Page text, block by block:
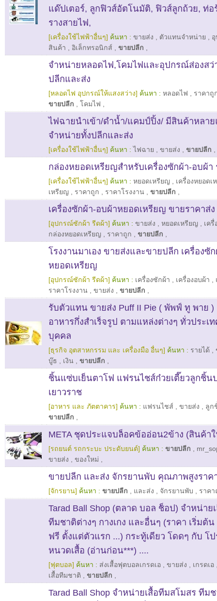
แด๊ปเตอร์, ลูกฟิวส์อัตโนมัติ, ฟิวส์ลูกถ้วย, ท่อ
รางสายไฟ,
[เครื่องใช้ไฟฟ้าอื่นๆ] ค้นหา : ขายส่ง ตัวแทนจำหน่าย
สินค้า
อิเล็กทรอนิกส์ ขายปลีก
จำหน่ายหลอดไฟ,โคมไฟและอุปกรณ์ส่องสว่
ปลีกและส่ง
[หลอดไฟ อุปกรณ์ให้แสงสว่าง] ค้นหา : หลอดไฟ
ราคาถู
ขายปลีก
โคมไฟ
ไฟฉายนำเข้า/ดำน้ำ/แคมป์ปิ้ง/ มีสินค้าหลาย
จำหน่ายทั้งปลีกและส่ง
[เครื่องใช้ไฟฟ้าอื่นๆ] ค้นหา : ไฟฉาย ขายส่ง ขายปลีก
กล่องหยอดเหรียญสำหรับเครื่องซักผ้า-อบผ้า
[เครื่องใช้ไฟฟ้าอื่นๆ] ค้นหา : หยอดเหรียญ
เครื่องหยอดเ
เหรียญ
ราคาถูก ราคาโรงงาน ขายปลีก
เครื่องซักผ้า-อบผ้าหยอดเหรียญ ขายราคาส่ง
[อุปกรณ์ซักผ้า รีดผ้า] ค้นหา : ขายส่ง หยอดเหรียญ
เค
กล่องหยอดเหรียญ
ราคาถูก ขายปลีก
โรงงานมาเอง ขายส่งและขายปลีก เครื่องซั
หยอดเหรียญ
[อุปกรณ์ซักผ้า รีดผ้า] ค้นหา : เครื่องซักผ้า เครื่องอบผ้า
ราคาโรงงาน
ขายส่ง ขายปลีก
รับตัวแทน ขายส่ง Puff II Pie ( พัพฟ์ ทู พาย
อาหารกึ่งสำเร็จรูป ตามแหล่งต่างๆ ทั่วประเ
บุคคล
[ธุรกิจ อุตสาหกรรม และ เครื่องมือ อื่นๆ] ค้นหา : รายได้
บู๊ธ
เงิน ขายปลีก
ชิ้นแซ่บเย็นตาโฟ แฟรนไชส์ก๋วยเตี๊ยวลูกชิ้น
เยาวราช
[อาหาร และ ภัตตาคาร] ค้นหา : แฟรนไชส์ ขายส่ง
ลูก
ขายปลีก
META ชุดประแจบล็อคข้ออ่อน2ข้าง (สินค้า
[รถยนต์ รถกระบะ ประดับยนต์] ค้นหา : ขายปลีก
ขายส่ง
ของใหม่
ขายปลีก และส่ง จักรยานพับ คุณภาพสูงราค
[จักรยาน] ค้นหา : ขายปลีก และส่ง จักรยานพับ ราค
Tarad Ball Shop (ตลาด บอล ช็อป) จำหน่าย
ทีมชาติต่างๆ กางเกง และอื่นๆ (ราคา เริ่มต้น
ฟรี ตั้งแต่ตัวแรก ...) กระทู้เดียว โดดๆ กับ โ
หนวดเสื้อ (อ่านก่อน***) ....
[ฟุตบอล] ค้นหา : ส่งเสื้อฟุตบอลเกรดเอ ขายส่ง เกรดเอ
เสื้อทีมชาติ
ขายปลีก
Tarad Ball Shop จำหน่ายเสื้อทีมสโมสร ทีม